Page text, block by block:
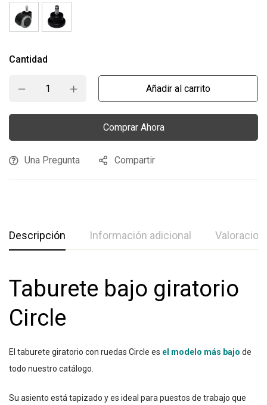
Cantidad
Añadir al carrito
Comprar Ahora
Una Pregunta Compartir
Descripción Información adicional
Taburete bajo giratorio
Circle
El taburete giratorio con ruedas Circle es el modelo más bajo de
todo nuestro catálogo.
Su asiento está tapizado y es ideal para puestos de trabajo que